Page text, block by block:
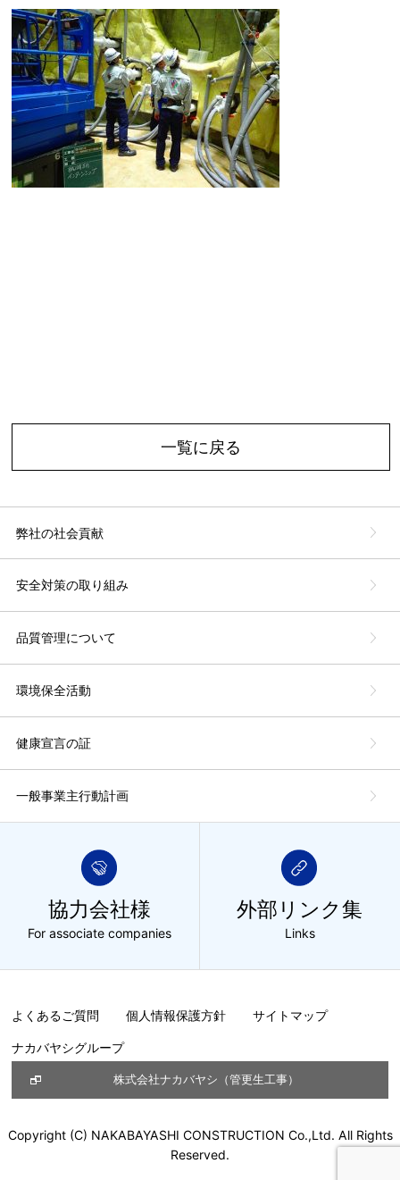
一覧に戻る
弊社の社会貢献
安全対策の取り組み
品質管理について
環境保全活動
健康宣言の証
一般事業主行動計画
協力会社様
For associate companies
外部リンク集
Links
よくあるご質問 個人情報保護方針 サイトマップ
ナカバヤシグループ
株式会社ナカバヤシ（管更生工事）
Copyright (C) NAKABAYASHI CONSTRUCTION Co.,Ltd. All Rights
Reserved.